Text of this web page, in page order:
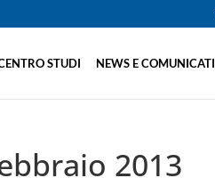
STUDI NEWS E COMUNICATI
2013